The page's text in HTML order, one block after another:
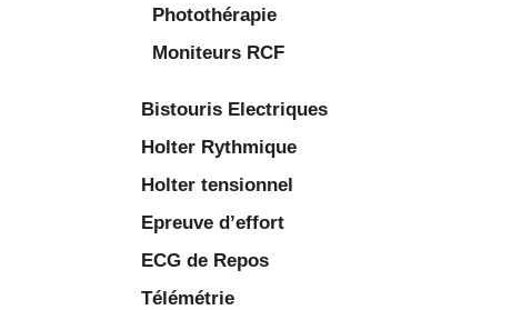
Photothérapie
Moniteurs RCF
Bistouris Electriques
Holter Rythmique
Holter tensionnel
Epreuve d’effort
ECG de Repos
Télémétrie